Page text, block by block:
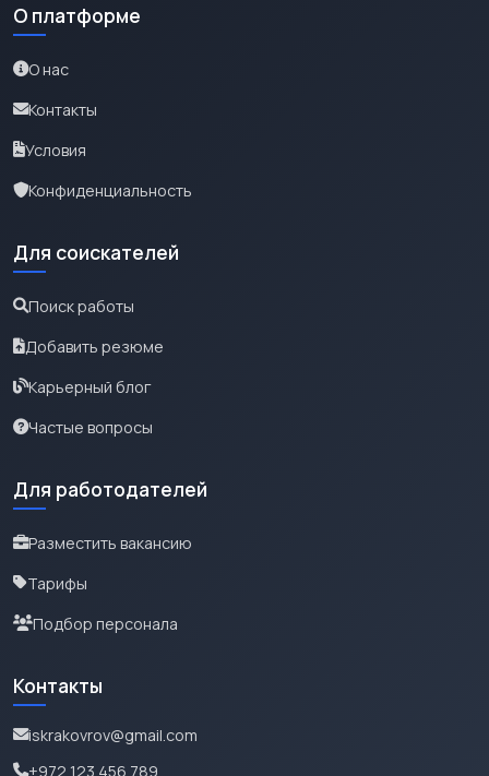
О платформе
О нас
Контакты
Условия
Конфиденциальность
Для соискателей
Поиск работы
Добавить резюме
Карьерный блог
Частые вопросы
Для работодателей
Разместить вакансию
Тарифы
Подбор персонала
Контакты
iskrakovrov@gmail.com
+972 123 456 789